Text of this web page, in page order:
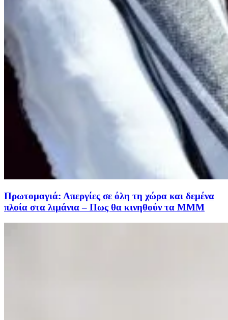
Πρωτομαγιά: Απεργίες σε όλη τη χώρα και δεμένα
πλοία στα λιμάνια – Πως θα κινηθούν τα ΜΜΜ